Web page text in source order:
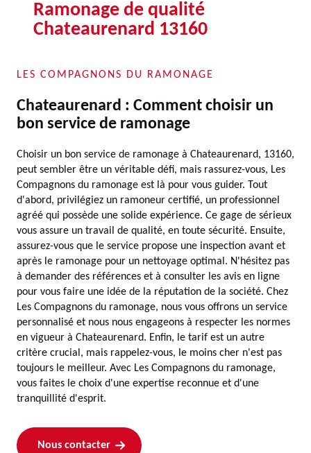
Ramonage de qualité
Chateaurenard 13160
LES COMPAGNONS DU RAMONAGE
Chateaurenard : Comment choisir un
bon service de ramonage
Choisir un bon service de ramonage à Chateaurenard, 13160,
peut sembler être un véritable défi, mais rassurez-vous, Les
Compagnons du ramonage est là pour vous guider. Tout
d'abord, privilégiez un ramoneur certifié, un professionnel
agréé qui possède une solide expérience. Ce gage de sérieux
vous assure un travail de qualité, en toute sécurité. Ensuite,
assurez-vous que le service propose une inspection avant et
après le ramonage pour un nettoyage optimal. N'hésitez pas
à demander des références et à consulter les avis en ligne
pour vous faire une idée de la réputation de la société. Chez
Les Compagnons du ramonage, nous vous offrons un service
personnalisé et nous nous engageons à respecter les normes
en vigueur à Chateaurenard. Enfin, le tarif est un autre
critère crucial, mais rappelez-vous, le moins cher n'est pas
toujours le meilleur. Avec Les Compagnons du ramonage,
vous faites le choix d'une expertise reconnue et d'une
tranquillité d'esprit.
Nous contacter